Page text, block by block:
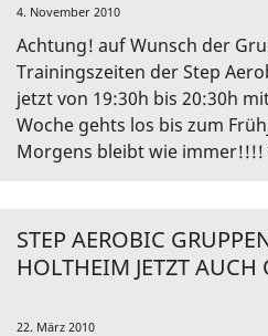
4. November 2010
Achtung! auf Wunsch der
Trainingszeiten der Step
jetzt von 19:30h bis 20:30h
Woche gehts los bis zum
Morgens bleibt wie immer!!!!
STEP AEROBIC
HOLTHEIM JETZT
22. März 2010